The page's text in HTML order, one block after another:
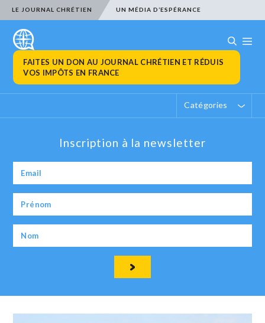
LE JOURNAL CHRÉTIEN UN MÉDIA D’ESPÉRANCE
FAITES UN DON AU JOURNAL CHRÉTIEN ET RÉDUIS
VOS IMPÔTS EN FRANCE
Catégories
Inscription à la newsletter